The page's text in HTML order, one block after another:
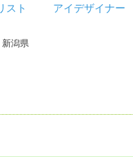
スト アイデザイナー
新潟県